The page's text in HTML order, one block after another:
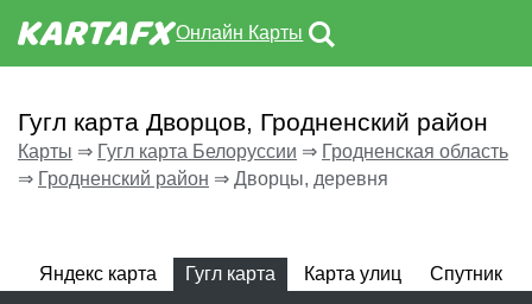
Онлайн Карты
Гугл карта Дворцов, Гродненский район
Карты ⇒ Гугл карта Белоруссии ⇒ Гродненская область
⇒ Гродненский район ⇒ Дворцы, деревня
Яндекс карта Гугл карта Карта улиц Спутник